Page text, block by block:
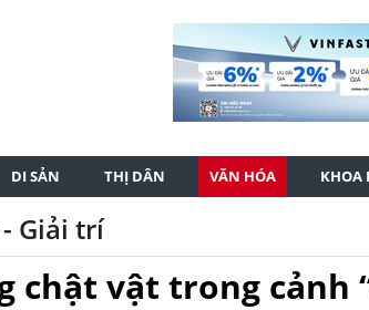
DI SẢN THỊ DÂN VĂN HÓA KHOA
Giải trí
chật vật trong cảnh